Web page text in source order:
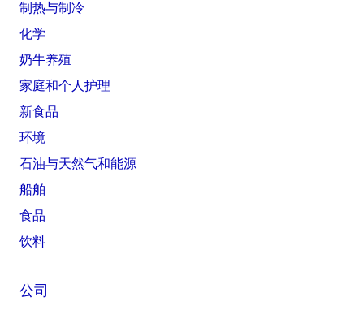
制热与制冷
化学
奶牛养殖
家庭和个人护理
新食品
环境
石油与天然气和能源
船舶
食品
饮料
公司